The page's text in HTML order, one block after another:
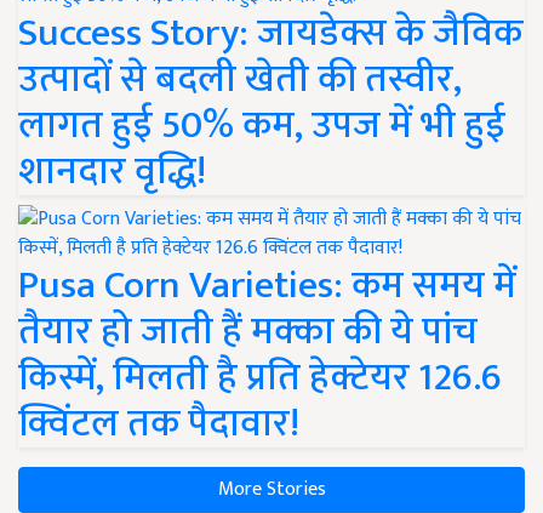
Success Story: जायडेक्स के जैविक
उत्पादों से बदली खेती की तस्वीर,
लागत हुई 50% कम, उपज में भी हुई
शानदार वृद्धि!
Pusa Corn Varieties: कम समय में
तैयार हो जाती हैं मक्का की ये पांच
किस्में, मिलती है प्रति हेक्टेयर 126.6
क्विंटल तक पैदावार!
More Stories